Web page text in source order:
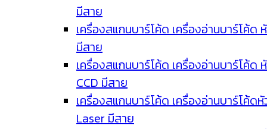
มีสาย
เครื่องสแกนบาร์โค้ด เครื่องอ่านบาร์โค้ด
มีสาย
เครื่องสแกนบาร์โค้ด เครื่องอ่านบาร์โค้ด
CCD มีสาย
เครื่องสแกนบาร์โค้ด เครื่องอ่านบาร์โค้ด
Laser มีสาย